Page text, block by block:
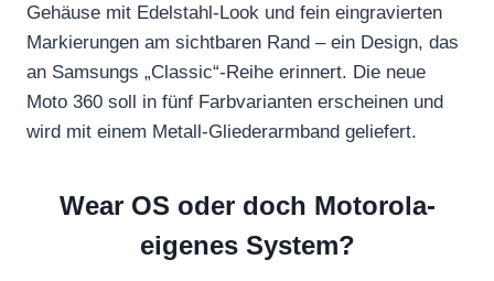
Gehäuse mit Edelstahl-Look und fein eingravierten
Markierungen am sichtbaren Rand – ein Design, das
an Samsungs „Classic“-Reihe erinnert. Die neue
Moto 360 soll in fünf Farbvarianten erscheinen und
wird mit einem Metall-Gliederarmband geliefert.
Wear OS oder doch Motorola-
eigenes System?